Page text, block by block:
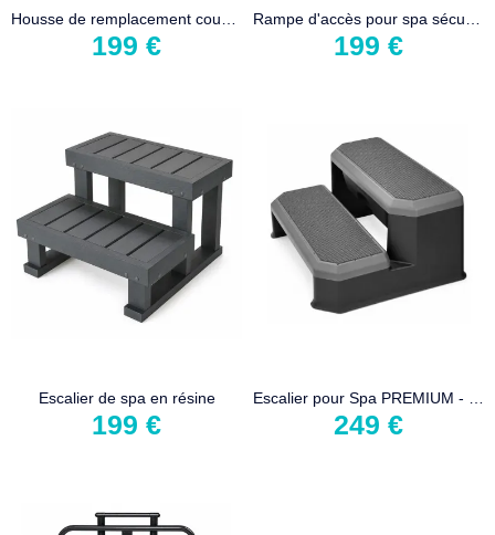
199 € 199 €
Escalier de spa en résine
199 €
Escalier pour Spa PREMIUM - Leisure Concepts - EvoStep PortoBello
249 €